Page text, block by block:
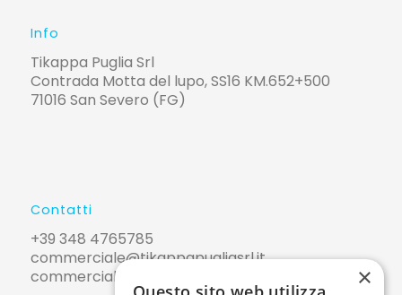
Info
Tikappa Puglia Srl
Contrada Motta del lupo, SS16 KM.652+500
71016 San Severo (FG)
Contatti
+39 348 4765785
commerciale@tikappapugliasrl.it
commerciale@pec.tikappapugliasrl.it
×